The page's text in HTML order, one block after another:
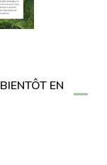
EN